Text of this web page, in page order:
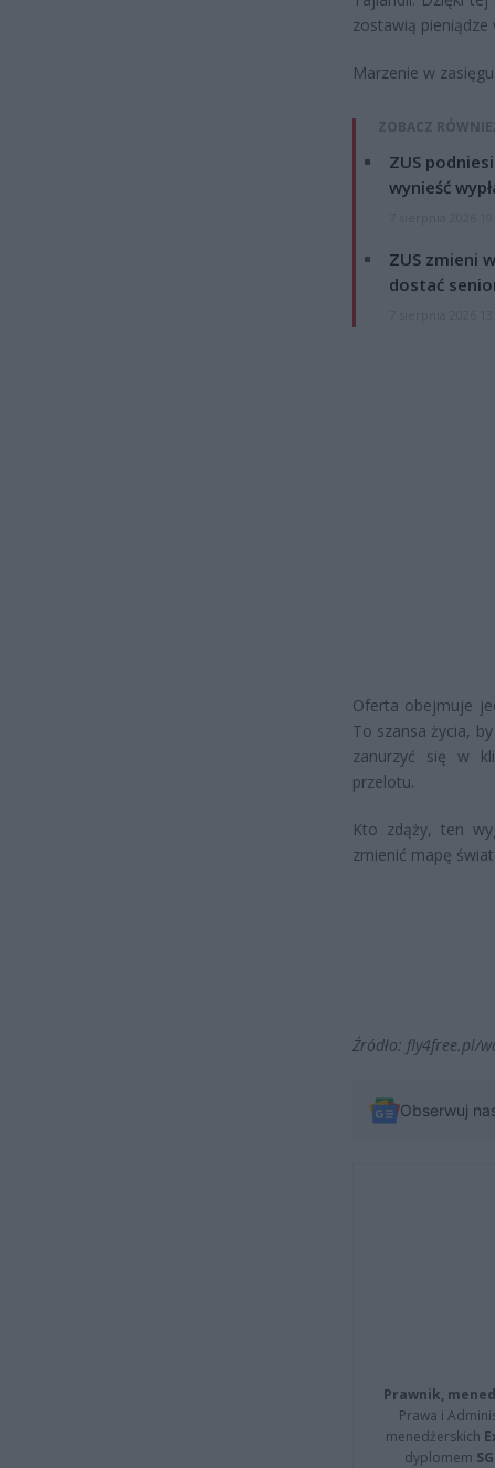
zostawią
Marzenie w
ZOBACZ
ZUS
wynieść
ZUS zmieni
dostać
Oferta obejmuje
To szansa życia,
zanurzyć się w
przelotu.
Kto zdąży, ten
zmienić mapę
Źródło: fly4free.pl/
Obserwuj
Prawnik,
Prawa i
menedżerskich
dyplomem